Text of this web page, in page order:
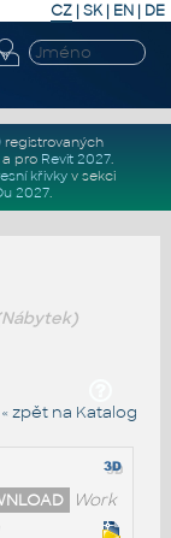
CZ | SK| EN | DE
registrovaných
pro Revit 2027.
křivkyv sekci
2027.
« zpět na Katalog
Work